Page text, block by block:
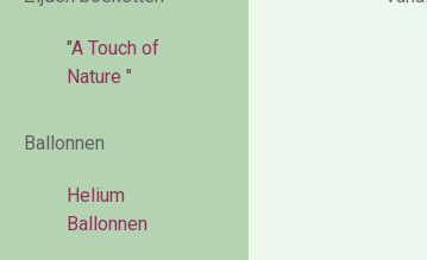
"A Touch of
Nature "
Ballonnen
Helium
Ballonnen